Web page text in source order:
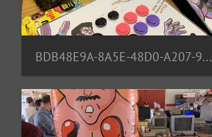
BDB48E9A-8A5E-48D0-A207-95BF85E808E3